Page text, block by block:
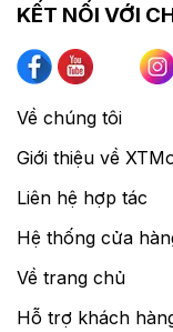
KẾT NỐI VỚI
Về chúng tôi
Giới thiệu về
Liên hệ hợp tác
Hệ thống cửa
Về trang chủ
Hỗ trợ khách